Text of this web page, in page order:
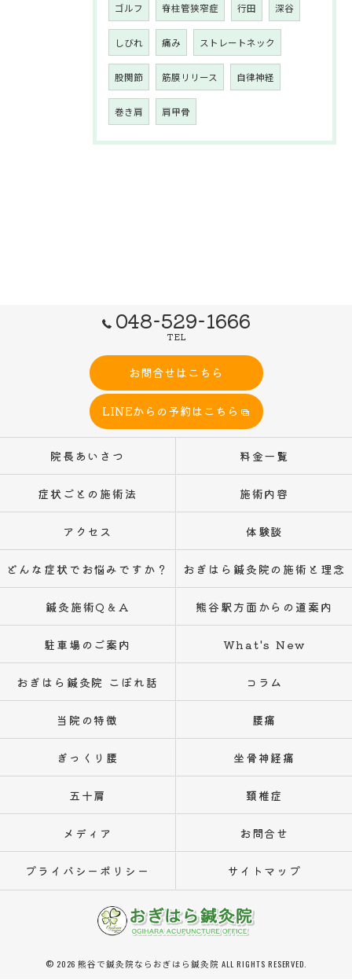
ゴルフ 脊柱管狭窄症 行田 深谷
しびれ 痛み ストレートネック
股関節 筋膜リリース 自律神経
巻き肩 肩甲骨
048-529-1666
TEL
お問合せはこちら
LINEからの予約はこちら
院長あいさつ 料金一覧
症状ごとの施術法 施術内容
アクセス 体験談
どんな症状でお悩みですか？ おぎはら鍼灸院の施術と理念
鍼灸施術Q＆A 熊谷駅方面からの道案内
駐車場のご案内 What's New
おぎはら鍼灸院 こぼれ話 コラム
当院の特徴 腰痛
ぎっくり腰 坐骨神経痛
五十肩 頚椎症
メディア お問合せ
プライバシーポリシー サイトマップ
© 2026 熊谷で鍼灸院ならおぎはら鍼灸院 ALL RIGHTS RESERVED.